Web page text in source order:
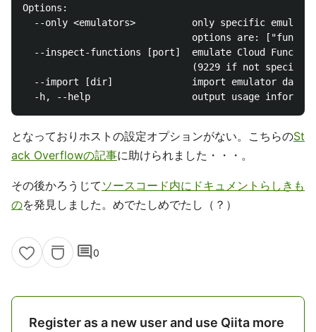
Options:
--only <emulators>          only specific
options are:
--inspect-functions [port]  emulate Cloud
(9229 if not
--import [dir]              import emulator data
となっておりホストの設定オプションがない。こちらのSt
ack Overflowの記事に助けられました・・・。
その後かろうじて ソースコード内にドキュメントらしきも
のを発見しました。めでたしめでたし（？）
comment0
Register as a new user and use Qiita more